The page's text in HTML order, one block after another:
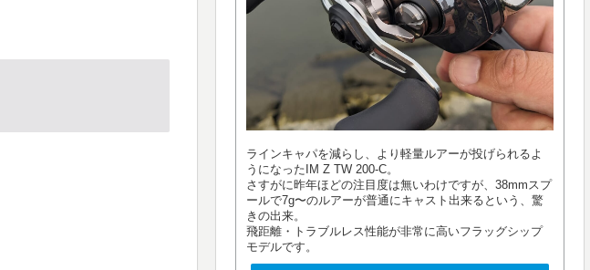
ラインキャパを減らし、より軽量ルアーが投げられるよ
うになったIM Z TW 200-C。
さすがに昨年ほどの注目度は無いわけですが、38mmスプ
ールで7g〜のルアーが普通にキャスト出来るという、驚
きの出来。
飛距離・トラブルレス性能が非常に高いフラッグシップ
モデルです。